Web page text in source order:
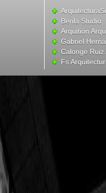
Berila Studio
Arquition
Gabriel
Calonge Ruiz
Fs